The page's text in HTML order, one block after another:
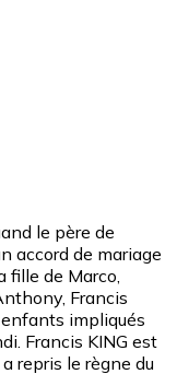
le père de
accord de mariage
fille de Marco,
Francis
impliqués
Francis KING est
repris le règne du